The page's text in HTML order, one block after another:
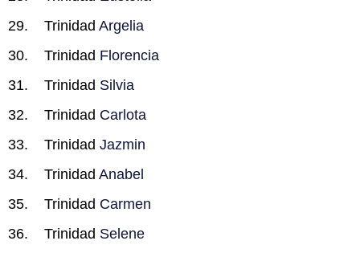
Trinidad Argelia
Trinidad Florencia
Trinidad Silvia
Trinidad Carlota
Trinidad Jazmin
Trinidad Anabel
Trinidad Carmen
Trinidad Selene